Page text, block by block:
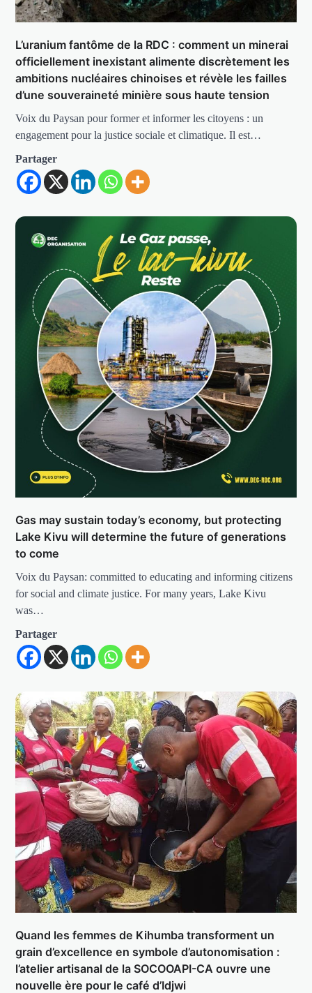
L’uranium fantôme de la RDC : comment un minerai
officiellement inexistant alimente discrètement les
ambitions nucléaires chinoises et révèle les failles
d’une souveraineté minière sous haute tension
Voix du Paysan pour former et informer les citoyens : un
engagement pour la justice sociale et climatique. Il est…
Partager
Gas may sustain today’s economy, but protecting
Lake Kivu will determine the future of generations
to come
Voix du Paysan: committed to educating and informing citizens
for social and climate justice. For many years, Lake Kivu
was…
Partager
Quand les femmes de Kihumba transforment un
grain d’excellence en symbole d’autonomisation :
l’atelier artisanal de la SOCOOAPI-CA ouvre une
nouvelle ère pour le café d’Idjwi